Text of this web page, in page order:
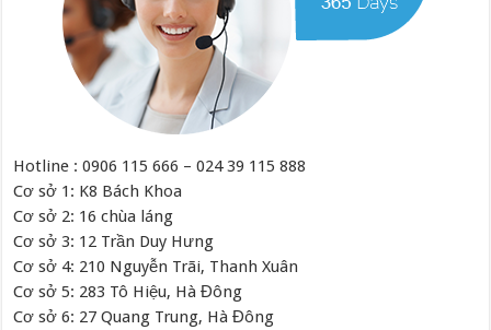
Hotline : 0906 115 666 – 024 39 115 888
Cơ sở 1: K8 Bách Khoa
Cơ sở 2: 16 chùa láng
Cơ sở 3: 12 Trần Duy Hưng
Cơ sở 4: 210 Nguyễn Trãi, Thanh Xuân
Cơ sở 5: 283 Tô Hiệu, Hà Đông
Cơ sở 6: 27 Quang Trung, Hà Đông